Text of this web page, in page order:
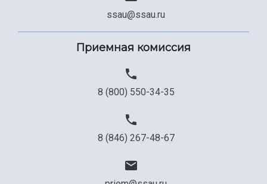
ssau@ssau.ru
Приемная комиссия
8 (800) 550-34-35
8 (846) 267-48-67